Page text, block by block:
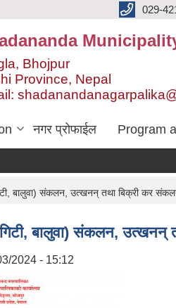
029-
Bhojpur
Province, Nepal
नगर प्रोफाईल Program
बालुवा) संकलन, उत्खनन् तथा बिक्री कर
गिटी, बालुवा) संकलन,
2024 - 15:12